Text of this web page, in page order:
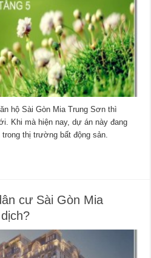
hộ Sài Gòn Mia Trung Sơn thì
Khi mà hiện nay, dự án này đang
thị trường bất động sản.
cư Sài Gòn Mia